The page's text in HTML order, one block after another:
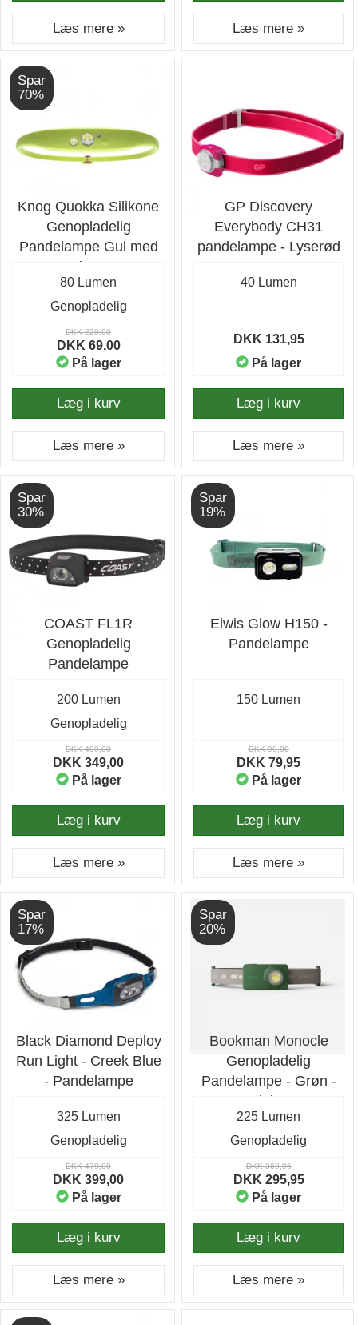
Læs mere » Læs mere »
Spar
70%
Knog Quokka Silikone
Genopladelig
Pandelampe Gul med
80 lumen
80 Lumen
Genopladelig
DKK 229,00
DKK 69,00
På lager
Læg i kurv
Læs mere »
GP Discovery
Everybody CH31
pandelampe - Lyserød
40 Lumen
DKK 131,95
På lager
Læg i kurv
Læs mere »
Spar
30%
COAST FL1R
Genopladelig
Pandelampe
200 Lumen
Genopladelig
DKK 499,00
DKK 349,00
På lager
Læg i kurv
Læs mere »
Spar
19%
Elwis Glow H150 -
Pandelampe
150 Lumen
DKK 99,00
DKK 79,95
På lager
Læg i kurv
Læs mere »
Spar
17%
Black Diamond Deploy
Run Light - Creek Blue
- Pandelampe
325 Lumen
Genopladelig
DKK 479,00
DKK 399,00
På lager
Læg i kurv
Læs mere »
Spar
20%
Bookman Monocle
Genopladelig
Pandelampe - Grøn -
Pandelampe
225 Lumen
Genopladelig
DKK 369,95
DKK 295,95
På lager
Læg i kurv
Læs mere »